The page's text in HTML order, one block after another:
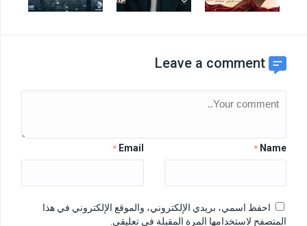
Leave a comment
Name
*
Email
*
احفظ اسمي، بريدي الإلكتروني، والموقع الإلكتروني في هذا
المتصفح لاستخدامها المرة المقبلة في تعليقي.